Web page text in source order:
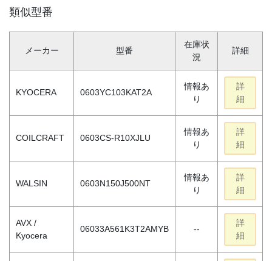
類似型番
メーカー 型番
在庫状
況
詳細
KYOCERA 0603YC103KAT2A
情報あ
り
詳
細
COILCRAFT 0603CS-R10XJLU
情報あ
り
詳
細
WALSIN 0603N150J500NT
情報あ
り
詳
細
AVX /
Kyocera
06033A561K3T2AMYB --
詳
細